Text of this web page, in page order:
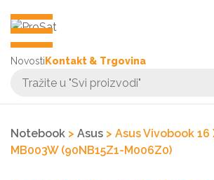
Novosti Kontakt & Trgovina
Notebook > Asus > Asus Vivobook 16
MB003W (90NB15Z1-M006Z0)